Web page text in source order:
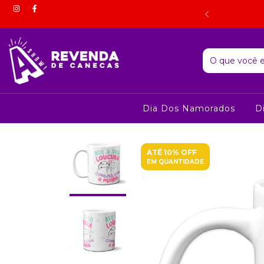
do valor correspondente mediante comprovação por
Dia Dos Namorados
ATÉ 10% OFF
EM QUANTIDADE